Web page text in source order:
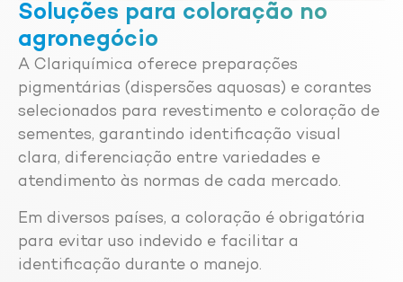
Soluções para coloração no
agronegócio
A Clariquímica oferece preparações
pigmentárias (dispersões aquosas) e corantes
selecionados para revestimento e coloração de
sementes, garantindo identificação visual
clara, diferenciação entre variedades e
atendimento às normas de cada mercado.
Em diversos países, a coloração é obrigatória
para evitar uso indevido e facilitar a
identificação durante o manejo.